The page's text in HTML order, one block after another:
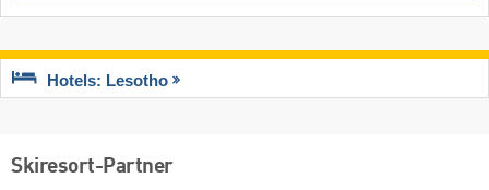
Hotels: Lesotho
Skiresort-Partner